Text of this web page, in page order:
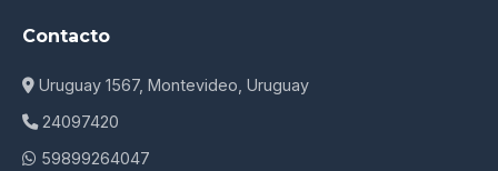
Contacto
Uruguay 1567, Montevideo, Uruguay
24097420
59899264047